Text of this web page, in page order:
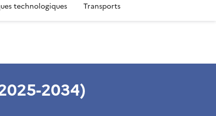
technologiques Transports
2034)